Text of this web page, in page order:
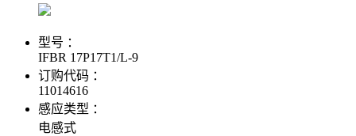
型号 ：
IFBR 17P17T1/L-9
订购代码 ：
11014616
感应类型 ：
电感式